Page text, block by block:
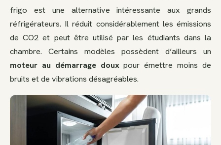
frigo est une alternative intéressante aux grands
réfrigérateurs. Il réduit considérablement les émissions
de CO2 et peut être utilisé par les étudiants dans la
chambre. Certains modèles possèdent d’ailleurs un
moteur au démarrage douxpour émettre moins de
bruits et de vibrations désagréables.